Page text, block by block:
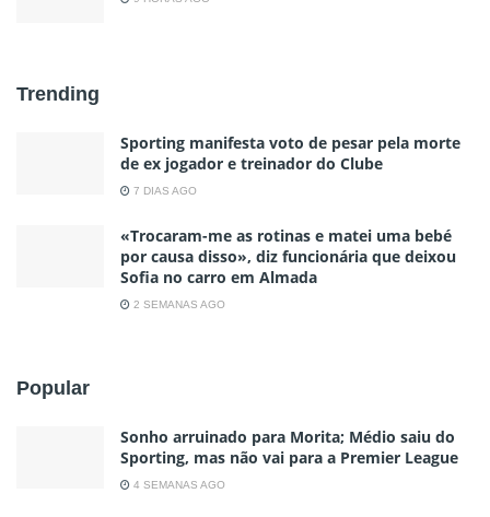
Trending
Sporting manifesta voto de pesar pela morte
de ex jogador e treinador do Clube
7 DIAS AGO
«Trocaram-me as rotinas e matei uma bebé
por causa disso», diz funcionária que deixou
Sofia no carro em Almada
2 SEMANAS AGO
Popular
Sonho arruinado para Morita; Médio saiu do
Sporting, mas não vai para a Premier League
4 SEMANAS AGO